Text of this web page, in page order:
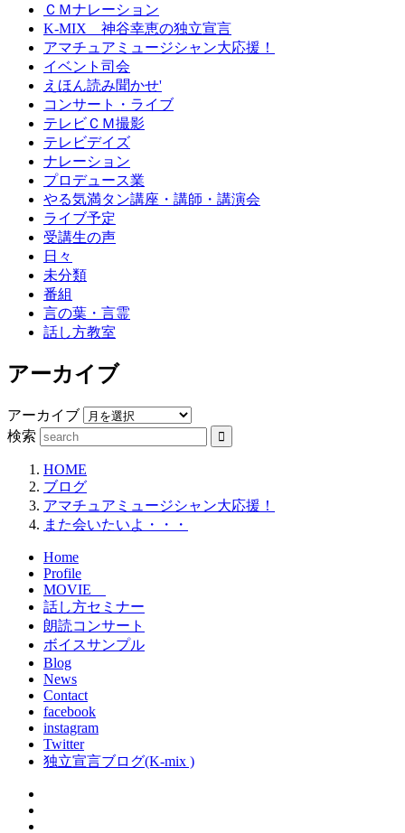
ＣＭナレーション
K-MIX 神谷幸恵の独立宣言
アマチュアミュージシャン大応援！
イベント司会
えほん読み聞かせ'
コンサート・ライブ
テレビＣＭ撮影
テレビデイズ
ナレーション
プロデュース業
やる気満タン講座・講師・講演会
ライブ予定
受講生の声
日々
未分類
番組
言の葉・言霊
話し方教室
アーカイブ
アーカイブ
検索
HOME
ブログ
アマチュアミュージシャン大応援！
また会いたいよ・・・
Home
Profile
MOVIE
話し方セミナー
朗読コンサート
ボイスサンプル
Blog
News
Contact
facebook
instagram
Twitter
独立宣言ブログ(K-mix )